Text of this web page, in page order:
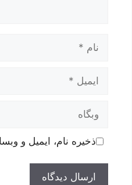
وبگاه
ذخیره نام، ایمیل و